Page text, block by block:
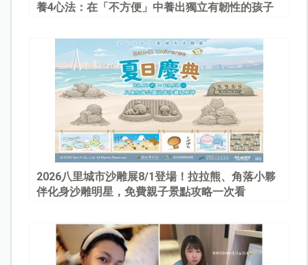
養4心法：在「不方便」中養出獨立有韌性的孩子
2026八里城市沙雕展8/1登場！拉拉熊、角落小夥
伴化身沙雕明星，免費親子景點攻略一次看